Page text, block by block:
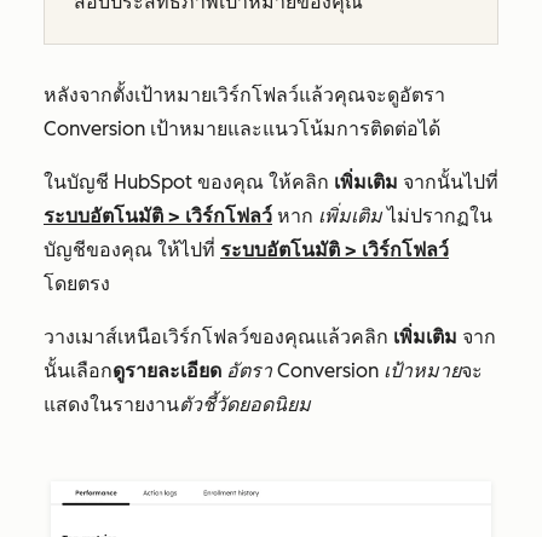
หลังจากตั้งเป้าหมายเวิร์กโฟลว์แล้วคุณจะดูอัตรา
Conversion เป้าหมายและแนวโน้มการติดต่อได้
ในบัญชี HubSpot ของคุณ ให้คลิก เพิ่มเติม จากนั้นไปที่
ระบบอัตโนมัติ > เวิร์กโฟลว์ หาก เพิ่มเติมไม่ปรากฏใน
บัญชีของคุณ ให้ไปที่ ระบบอัตโนมัติ > เวิร์กโฟลว์
โดยตรง
วางเมาส์เหนือเวิร์กโฟลว์ของคุณแล้วคลิก เพิ่มเติม จาก
นั้นเลือกดูรายละเอียด อัตรา Conversion เป้าหมายจะ
แสดงในรายงานตัวชี้วัดยอดนิยม